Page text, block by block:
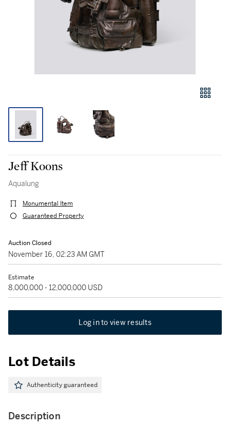
Jeff Koons
Aqualung
Monumental Item
Guaranteed Property
Auction Closed
November 16, 02:23 AM GMT
Estimate
8,000,000 - 12,000,000 USD
Log in to view results
Lot Details
Authenticity guaranteed
Description